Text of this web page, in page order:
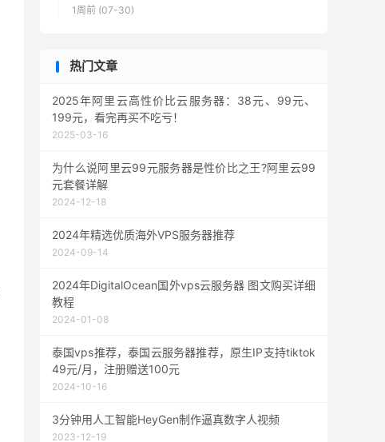
1周前 (07-30)
热门文章
2025年阿里云高性价比云服务器：38元、99元、
199元，看完再买不吃亏！
2025-03-16
为什么说阿里云99元服务器是性价比之王?阿里云99
元套餐详解
2024-12-18
2024年精选优质海外VPS服务器推荐
2024-09-14
2024年DigitalOcean国外vps云服务器 图文购买详细
教程
2024-01-08
泰国vps推荐，泰国云服务器推荐，原生IP支持tiktok
49元/月，注册赠送100元
2024-10-16
3分钟用人工智能HeyGen制作逼真数字人视频
2023-12-19